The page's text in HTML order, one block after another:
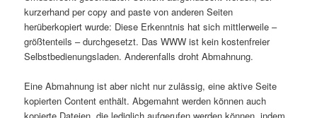
kurzerhand per copy and paste von anderen Seiten
herüberkopiert wurde: Diese Erkenntnis hat sich mittlerweile –
größtenteils – durchgesetzt. Das WWW ist kein kostenfreier
Selbstbedienungsladen. Anderenfalls droht Abmahnung.
Eine Abmahnung ist aber nicht nur zulässig, eine aktive Seite
kopierten Content enthält. Abgemahnt werden können auch